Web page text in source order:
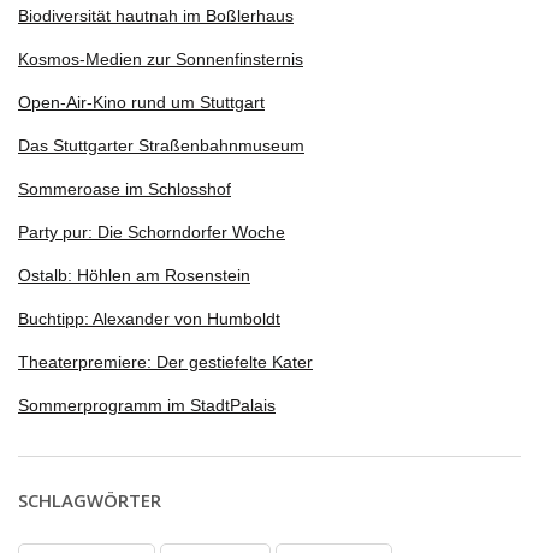
Biodiversität hautnah im Boßlerhaus
Kosmos-Medien zur Sonnenfinsternis
Open-Air-Kino rund um Stuttgart
Das Stuttgarter Straßenbahnmuseum
Sommeroase im Schlosshof
Party pur: Die Schorndorfer Woche
Ostalb: Höhlen am Rosenstein
Buchtipp: Alexander von Humboldt
Theaterpremiere: Der gestiefelte Kater
Sommerprogramm im StadtPalais
SCHLAGWÖRTER